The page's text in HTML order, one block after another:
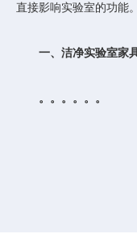
直接影响实验室的功能
一、洁净实验室家
。。。。。。